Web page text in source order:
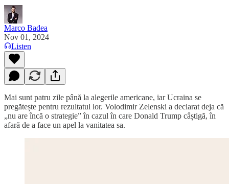
Marco Badea
Nov 01, 2024
Listen
Mai sunt patru zile până la alegerile americane, iar Ucraina se
pregătește pentru rezultatul lor. Volodimir Zelenski a declarat deja că
„nu are încă o strategie” în cazul în care Donald Trump câștigă, în
afară de a face un apel la vanitatea sa.